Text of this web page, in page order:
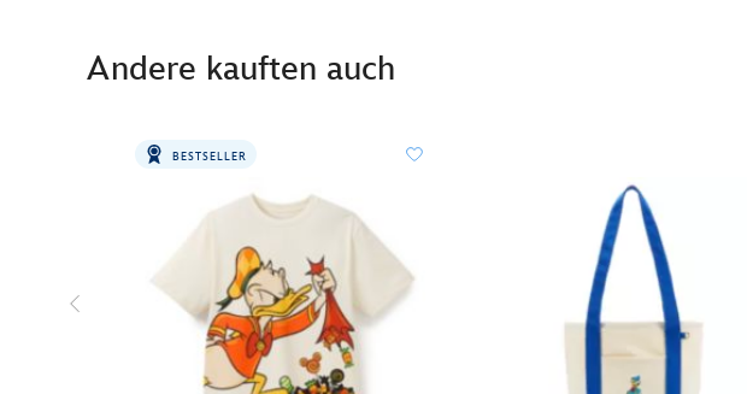
Andere kauften auch
BESTSELLER